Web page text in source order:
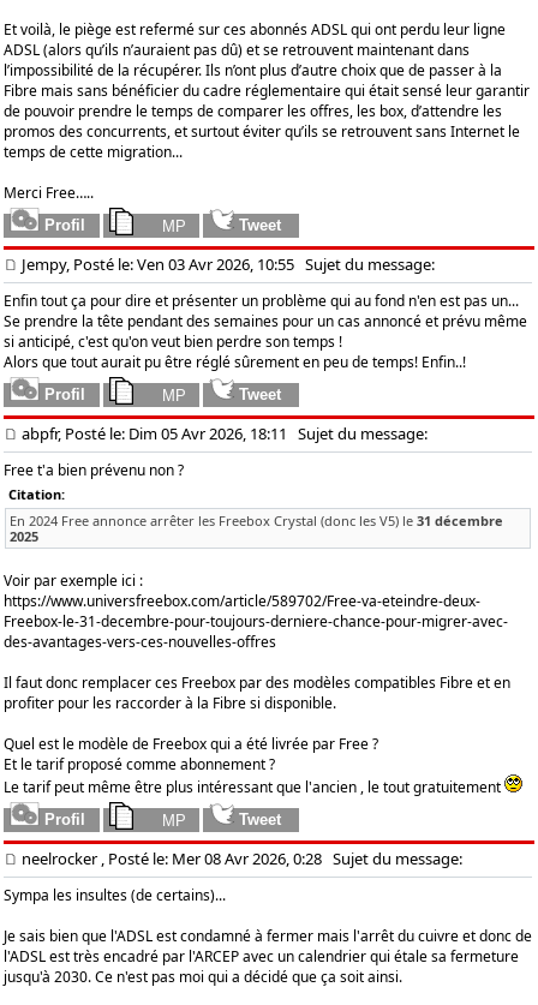
Et voilà, le piège est refermé sur ces abonnés ADSL qui ont perdu leur ligne
ADSL (alors qu’ils n’auraient pas dû) et se retrouvent maintenant dans
l’impossibilité de la récupérer. Ils n’ont plus d’autre choix que de passer à la
Fibre mais sans bénéficier du cadre réglementaire qui était sensé leur garantir
de pouvoir prendre le temps de comparer les offres, les box, d’attendre les
promos des concurrents, et surtout éviter qu’ils se retrouvent sans Internet le
temps de cette migration...
Merci Free…..
Jempy, Posté le: Ven 03 Avr 2026, 10:55 Sujet du message:
Enfin tout ça pour dire et présenter un problème qui au fond n'en est pas un...
Se prendre la tête pendant des semaines pour un cas annoncé et prévu même
si anticipé, c'est qu'on veut bien perdre son temps !
Alors que tout aurait pu être réglé sûrement en peu de temps! Enfin..!
abpfr, Posté le: Dim 05 Avr 2026, 18:11 Sujet du message:
Free t'a bien prévenu non ?
Citation:
En 2024 Free annonce arrêter les Freebox Crystal (donc les V5) le 31 décembre
2025
Voir par exemple ici :
https://www.universfreebox.com/article/589702/Free-va-eteindre-deux-
Freebox-le-31-decembre-pour-toujours-derniere-chance-pour-migrer-avec-
des-avantages-vers-ces-nouvelles-offres
Il faut donc remplacer ces Freebox par des modèles compatibles Fibre et en
profiter pour les raccorder à la Fibre si disponible.
Quel est le modèle de Freebox qui a été livrée par Free ?
Et le tarif proposé comme abonnement ?
Le tarif peut même être plus intéressant que l'ancien , le tout gratuitement
neelrocker, Posté le: Mer 08 Avr 2026, 0:28 Sujet du message:
Sympa les insultes (de certains)...
Je sais bien que l'ADSL est condamné à fermer mais l'arrêt du cuivre et donc de
l'ADSL est très encadré par l'ARCEP avec un calendrier qui étale sa fermeture
jusqu'à 2030. Ce n'est pas moi qui a décidé que ça soit ainsi.